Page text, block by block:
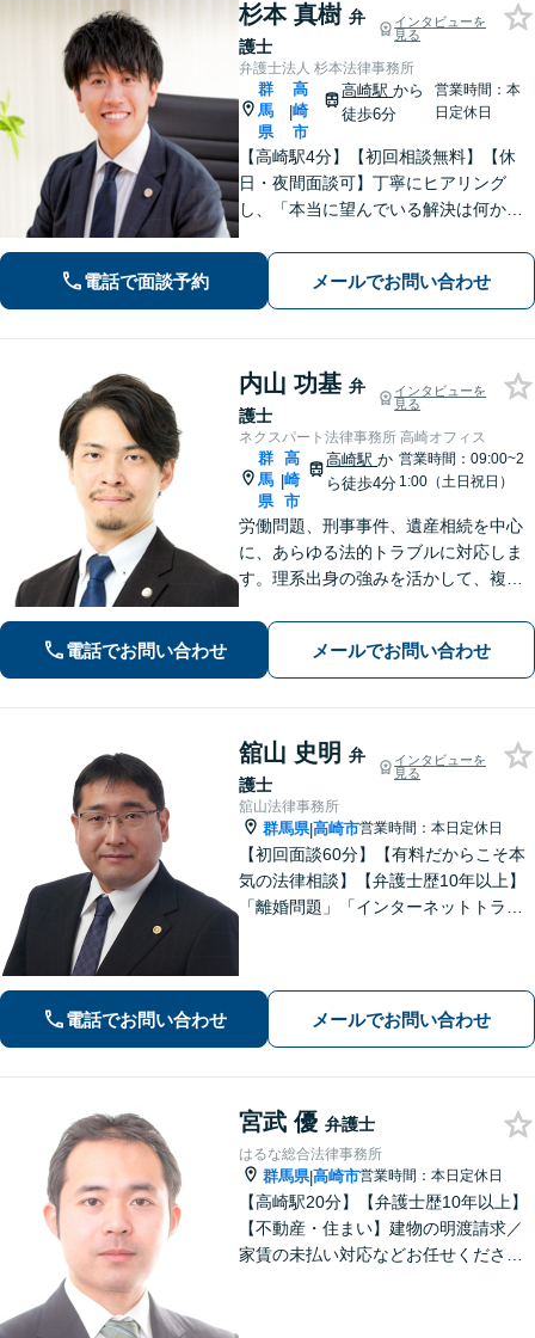
杉本 真樹 弁
護士
インタビューを
見る
弁護士法人 杉本法律事務所
群
馬
県
|
高
崎
市
高崎駅から
徒歩6分
営業時間：本
日定休日
【高崎駅4分】【初回相談無料】【休
日・夜間面談可】丁寧にヒアリング
し、「本当に望んでいる解決は何か」
きめ細やかな対応で、依頼者さまにご
満足いただけるように心がけておりま
す。お悩みの際は、ぜひご相談くださ
い。
電話で面談予約 メールでお問い合わせ
内山 功基 弁
護士
インタビューを
見る
ネクスパート法律事務所 高崎オフィス
群
馬
県
|
高
崎
市
高崎駅か
ら徒歩4分
営業時間：09:00~2
1:00（土日祝日）
労働問題、刑事事件、遺産相続を中心
に、あらゆる法的トラブルに対応しま
す。理系出身の強みを活かして、複雑
つ効果的に解決へ導きます。身近な存
在としてお気軽にご相談ください。
【分割払い可】【夜間休日対応可】
電話でお問い合わせ メールでお問い合わせ
舘山 史明 弁
護士
インタビューを
見る
舘山法律事務所
群馬県|高崎市営業時間：本日定休日
【初回面談60分】【有料だからこそ本
気の法律相談】【弁護士歴10年以上】
「離婚問題」「インターネットトラブ
を展開します【高崎駅徒歩15分】
電話でお問い合わせ メールでお問い合わせ
宮武 優 弁護士
はるな総合法律事務所
群馬県|高崎市営業時間：本日定休日
【高崎駅20分】【弁護士歴10年以上】
【不動産・住まい】建物の明渡請求／
家賃の未払い対応などお任せくださ